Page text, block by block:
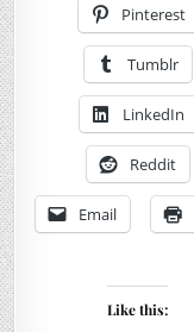
Pinterest
Tumblr
LinkedIn
Reddit
Email
Like this: